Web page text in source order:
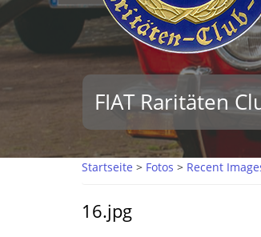
FIAT Raritäten
Startseite > Fotos > Recent
16.jpg